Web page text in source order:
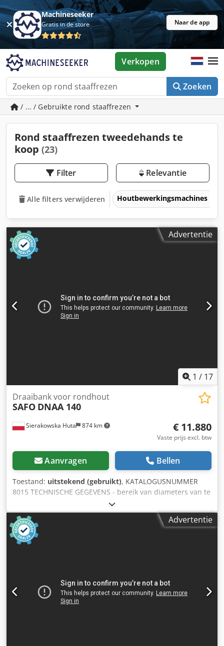
Machineseeker
Gratis in de store Naar de app
Zoeken
Verkopen
/ ... / Gebruikte rond staaffrezen
Rond staaffrezen tweedehands te
koop (23)
Filter Relevantie
Alle filters verwijderen Houtbewerkingsmachines
Advertentie
1 / 17
Sierakowska Huta 874 km
Draaibank voor rondhout
SAFO DNAA 140
€ 11.880
Vaste prijs excl. btw
Aanvragen Bellen
Toestand: uitstekend (gebruikt), KATALOGUSNUMMER
8015 TECHNISCHE GEGEVENS - bereik van diameters van te
bewerken pennen: 40-140 mm - maximale diameter van
het invoermateriaal: 210 mm - minimale lengte van het
invoermateriaal: 600 mm - maximale toelaag voor
bewerking per kant: 30 mm - ingebouwde bus met een
diameter van 100 mm - motor voor de aandrijving van de
- invoergoot - 6 getande trekrollen - 4-messenhouder - 6
gladde trekrollen - afmetingen (l x b x h): 2600 x 1200 x
1390 mm - gewicht: 1700 kg VOORDELEN - Pools product -
Advertentie